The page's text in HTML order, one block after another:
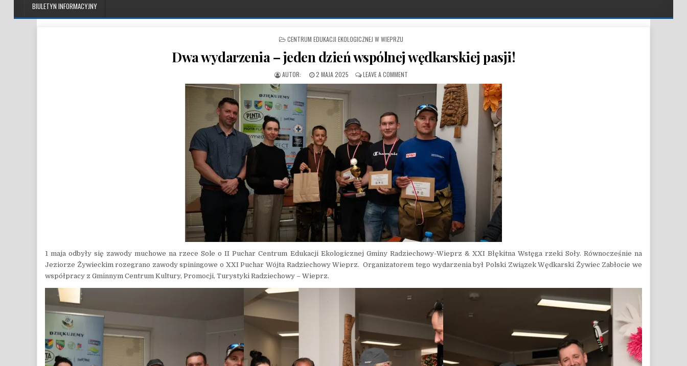
BIULETYN INFORMACYJNY
POSTED IN
CENTRUM EDUKACJI EKOLOGICZNEJ W WIEPRZU
Dwa wydarzenia – jeden dzień wspólnej wędkarskiej pasji!
PUBLISHED DATE:
2 MAJA 2025 LEAVE A COMMENTON DWA WYDARZENIA – JEDEN DZIEŃ WSPÓLNEJ WĘDKARSKIEJ PASJI!
1 maja odbyły się zawody muchowe na rzece Sole o II Puchar Centrum Edukacji Ekologicznej Gminy Radziechowy-Wieprz & XXI Błękitna Wstęga rzeki Soły. Równocześnie na
Jeziorze Żywieckim rozegrano zawody spiningowe o XXI Puchar Wójta Radziechowy Wieprz. Organizatorem tego wydarzenia był Polski Związek Wędkarski Żywiec Zabłocie we
współpracy z Gminnym Centrum Kultury, Promocji, Turystyki Radziechowy – Wieprz.